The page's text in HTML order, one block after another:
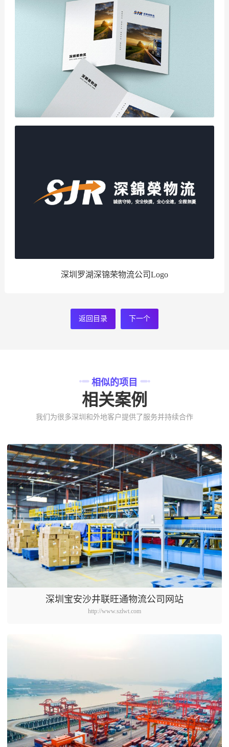
深圳罗湖深锦荣物流公司Logo
返回目录 下一个
相似的项目
相关案例
我们为很多深圳和外地客户提供了服务并持续合作
深圳宝安沙井联旺通物流公司网站
http://www.szlwt.com